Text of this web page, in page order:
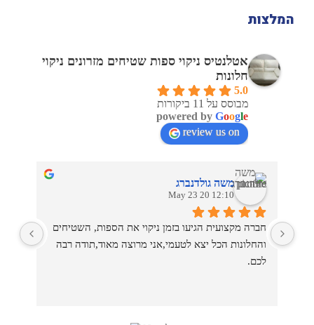
המלצות
אטלנטיס ניקוי ספות שטיחים מזרונים ניקוי
חלונות
5.0
מבוסס על 11 ביקורות
powered by Google
review us on
משה גולדנברג
12:10 20 May 23
לכם.